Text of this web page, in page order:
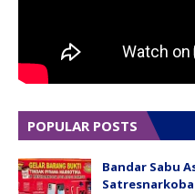
POPULAR POSTS
Bandar Sabu